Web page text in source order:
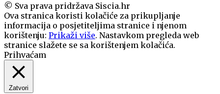
© Sva prava pridržava Siscia.hr
Ova stranica koristi kolačiće za prikupljanje
informacija o posjetiteljima stranice i njenom
korištenju: Prikaži više. Nastavkom pregleda web
stranice slažete se sa korištenjem kolačića.
Prihvaćam
Zatvori